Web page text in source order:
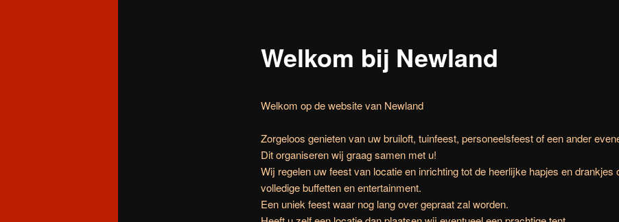
Welkom bij Newland
Welkom op de website van Newland
Zorgeloos genieten van uw bruiloft, tuinfeest, personeelsfeest of een ander
Dit organiseren wij graag samen met u!
Wij regelen uw feest van locatie en inrichting tot de heerlijke hapjes en drankjes
volledige buffetten en entertainment.
Een uniek feest waar nog lang over gepraat zal worden.